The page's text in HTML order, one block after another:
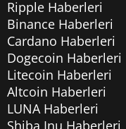
Ripple Haberleri
Binance Haberleri
Cardano Haberleri
Dogecoin Haberleri
Litecoin Haberleri
Altcoin Haberleri
LUNA Haberleri
Shiba Inu Haberleri